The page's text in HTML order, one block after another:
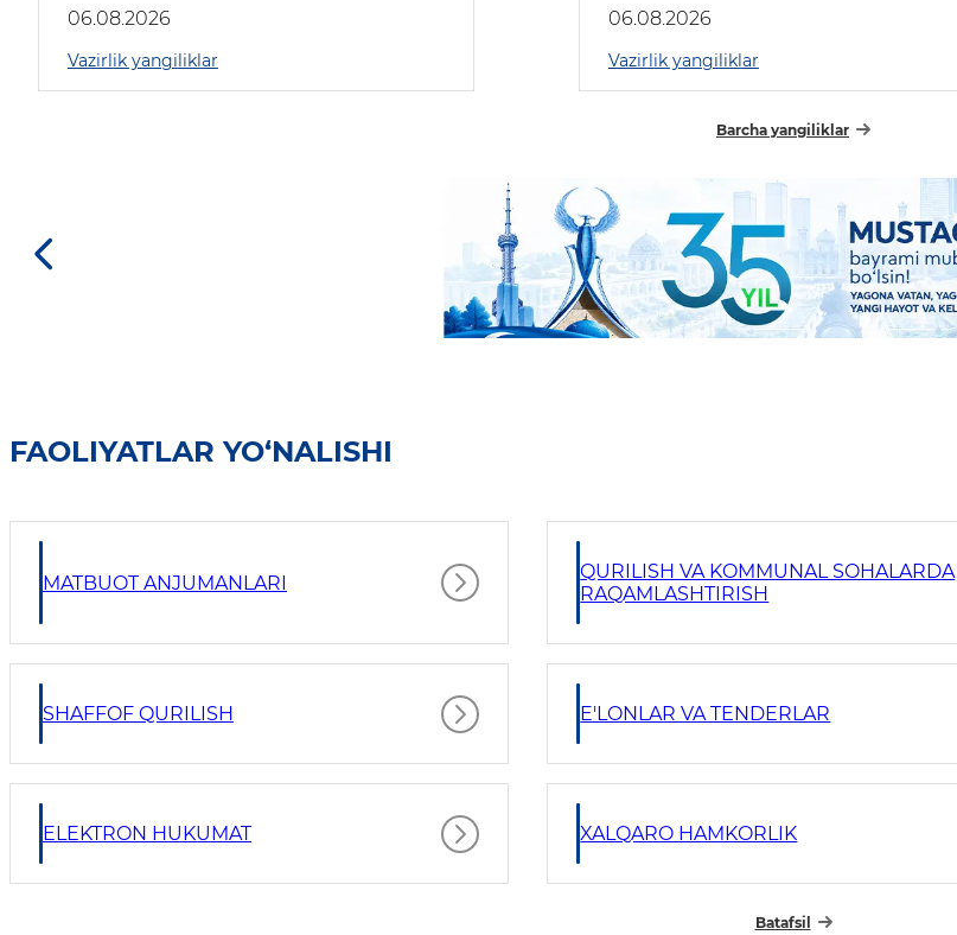
06.08.2026
Vazirlik yangiliklar
06.08.2026
Vazirlik yangiliklar
Barcha yangiliklar
FAOLIYATLAR YO‘NALISHI
MATBUOT ANJUMANLARI
QURILISH VA KOMMUNAL SOHALARDA
RAQAMLASHTIRISH
SHAFFOF QURILISH E'LONLAR VA TENDERLAR
ELEKTRON HUKUMAT XALQARO HAMKORLIK
Batafsil